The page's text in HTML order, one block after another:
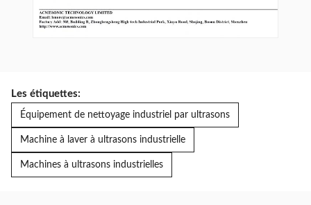
Les étiquettes:
Équipement de nettoyage industriel par ultrasons
Machine à laver à ultrasons industrielle
Machines à ultrasons industrielles